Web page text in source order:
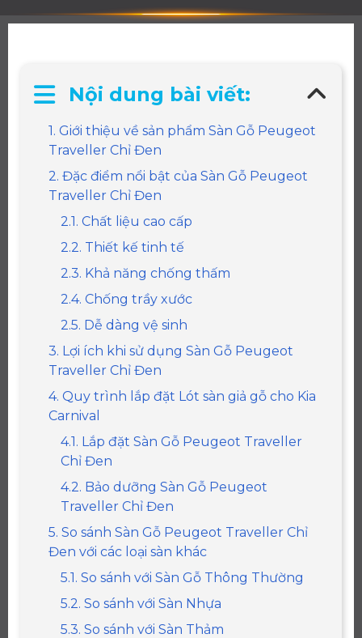
Nội dung bài viết:
1. Giới thiệu về sản phẩm Sàn Gỗ Peugeot
Traveller Chỉ Đen
2. Đặc điểm nổi bật của Sàn Gỗ Peugeot
Traveller Chỉ Đen
2.1. Chất liệu cao cấp
2.2. Thiết kế tinh tế
2.3. Khả năng chống thấm
2.4. Chống trầy xước
2.5. Dễ dàng vệ sinh
3. Lợi ích khi sử dụng Sàn Gỗ Peugeot
Traveller Chỉ Đen
4. Quy trình lắp đặt Lót sàn giả gỗ cho Kia
Carnival
4.1. Lắp đặt Sàn Gỗ Peugeot Traveller
Chỉ Đen
4.2. Bảo dưỡng Sàn Gỗ Peugeot
Traveller Chỉ Đen
5. So sánh Sàn Gỗ Peugeot Traveller Chỉ
Đen với các loại sàn khác
5.1. So sánh với Sàn Gỗ Thông Thường
5.2. So sánh với Sàn Nhựa
5.3. So sánh với Sàn Thảm